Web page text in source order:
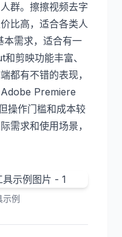
群。擦擦视频去字
比高，适合各类人
需求，适合有一
剪映功能丰富、
都有不错的表现，
Premiere
操作门槛和成本较
需求和使用场景，
示例